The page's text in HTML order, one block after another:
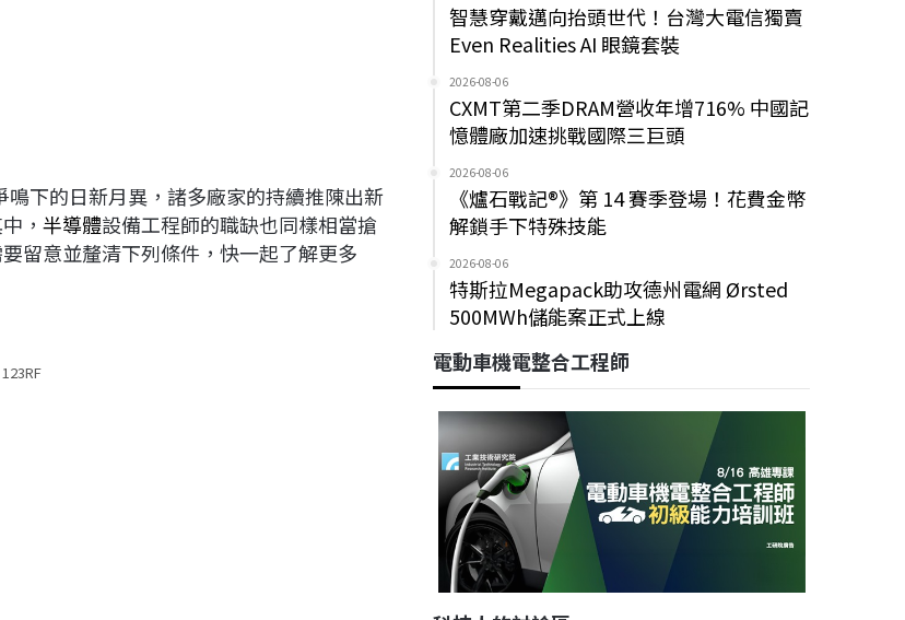
鳴下的日新月異，諸多廠家的持續推陳出新
， 半導體設備工程師的職缺也同樣相當搶
留意並釐清下列條件，快一起了解更多
智慧穿戴邁向抬頭世代！台灣大電信獨賣
Even Realities AI 眼鏡套裝
2026-08-06
CXMT第二季DRAM營收年增716% 中國記
憶體廠加速挑戰國際三巨頭
2026-08-06
《爐石戰記®》第 14 賽季登場！花費金幣
解鎖手下特殊技能
2026-08-06
特斯拉Megapack助攻德州電網 Ørsted
500MWh儲能案正式上線
電動車機電整合工程師